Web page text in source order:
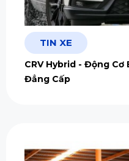
TIN XE
CRV Hybrid - Động Cơ
Đẳng Cấp